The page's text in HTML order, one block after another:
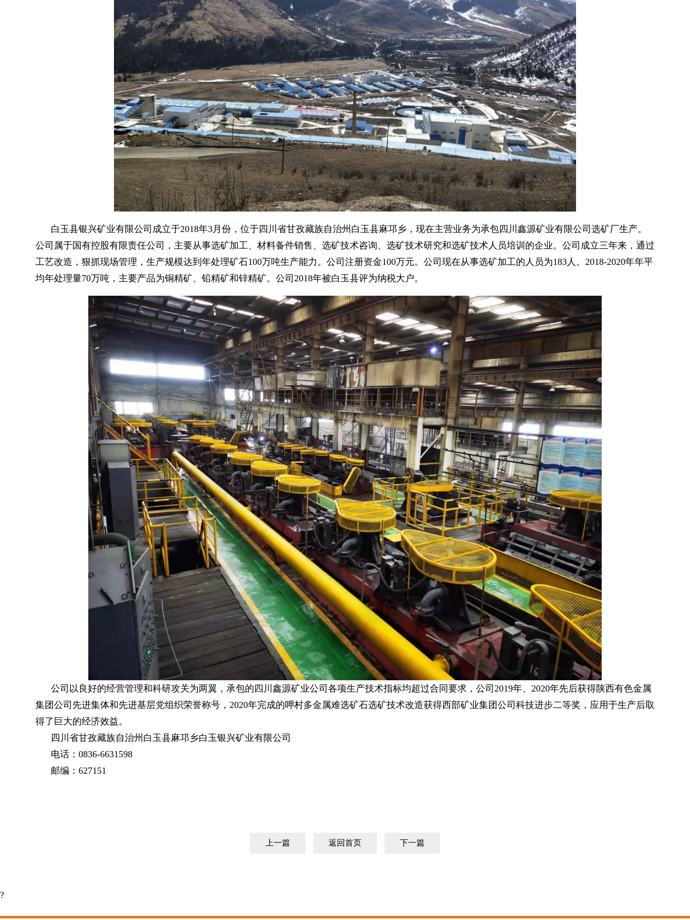
白玉县银兴矿业有限公司成立于2018年3月份，位于四川省甘孜藏族自治州白玉县麻邛乡，现在主营业务为承包四川鑫源矿业有限公司选矿厂生产。
公司属于国有控股有限责任公司，主要从事选矿加工、材料备件销售、选矿技术咨询、选矿技术研究和选矿技术人员培训的企业。公司成立三年来，通过
工艺改造，狠抓现场管理，生产规模达到年处理矿石100万吨生产能力。公司注册资金100万元。公司现在从事选矿加工的人员为183人。2018-2020年年平
均年处理量70万吨，主要产品为铜精矿、铅精矿和锌精矿。公司2018年被白玉县评为纳税大户。
公司以良好的经营管理和科研攻关为两翼，承包的四川鑫源矿业公司各项生产技术指标均超过合同要求，公司2019年、2020年先后获得陕西有色金属
集团公司先进集体和先进基层党组织荣誉称号，2020年完成的呷村多金属难选矿石选矿技术改造获得西部矿业集团公司科技进步二等奖，应用于生产后取
得了巨大的经济效益。
四川省甘孜藏族自治州白玉县麻邛乡白玉银兴矿业有限公司
电话：0836-6631598
邮编：627151
上一篇 返回首页 下一篇
?